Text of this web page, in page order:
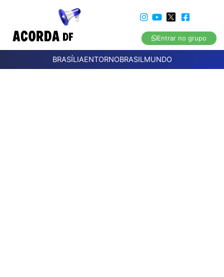
Entrar no grupo
BRASÍLIAENTORNOBRASILMUNDO